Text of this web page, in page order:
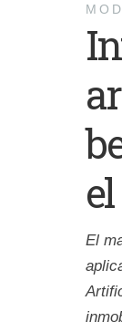
El